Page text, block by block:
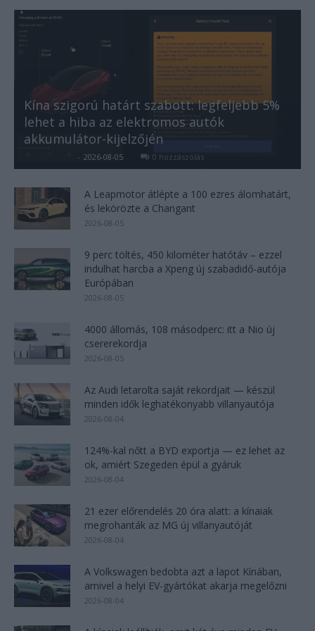
Kína szigorú határt szabott: legfeljebb 5%
lehet a hiba az elektromos autók
akkumulátor-kijelzőjén
- 2026-08-05 0 hozzászólás
A Leapmotor átlépte a 100 ezres álomhatárt,
és lekörözte a Changant
2026-08-05
9 perc töltés, 450 kilométer hatótáv – ezzel
indulhat harcba a Xpeng új szabadidő-autója
Európában
2026-08-05
4000 állomás, 108 másodperc: itt a Nio új
csererekordja
2026-08-05
Az Audi letarolta saját rekordjait — készül
minden idők leghatékonyabb villanyautója
2026-08-04
124%-kal nőtt a BYD exportja — ez lehet az
ok, amiért Szegeden épül a gyáruk
2026-08-04
21 ezer előrendelés 20 óra alatt: a kínaiak
megrohanták az MG új villanyautóját
2026-08-04
A Volkswagen bedobta azt a lapot Kínában,
amivel a helyi EV-gyártókat akarja megelőzni
2026-08-04